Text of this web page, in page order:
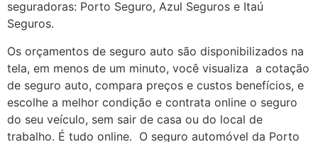
seguradoras: Porto Seguro, Azul Seguros e Itaú
Seguros.
Os orçamentos de seguro auto são disponibilizados na
tela, em menos de um minuto, você visualiza a cotação
de seguro auto, compara preços e custos benefícios, e
escolhe a melhor condição e contrata online o seguro
do seu veículo, sem sair de casa ou do local de
trabalho. É tudo online. O seguro automóvel da Porto